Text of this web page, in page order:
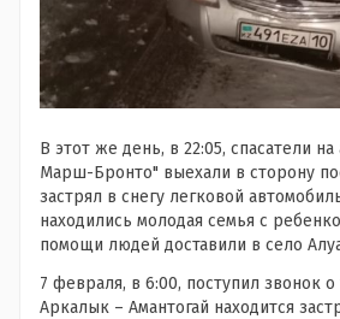
В этот же день, в 22:05, спасатели
Марш-Бронто" выехали в сторону
застрял в снегу легковой
находились молодая семья с
помощи людей доставили в село
7 февраля, в 6:00, поступил звонок о
Аркалык – Амантогай находится